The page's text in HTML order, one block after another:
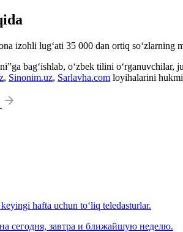
izohli lug‘ati 35 000 dan ortiq so‘zlarning
bag‘ishlab, o‘zbek tilini
, Sinonim.uz, Sarlavha.com loyihalarini
hafta uchun to‘liq teledasturlar.
сегодня, завтра и ближайшую неделю.